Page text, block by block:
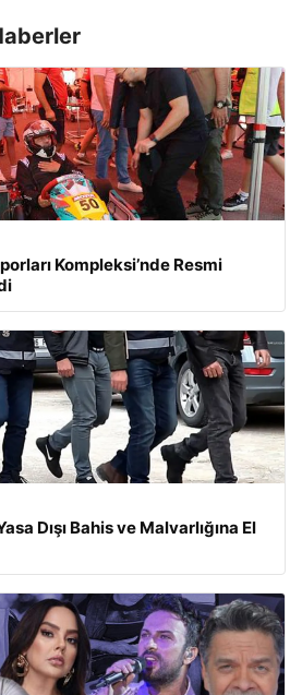
Kompleksi’nde Resmi
Dışı Bahis ve Malvarlığına El